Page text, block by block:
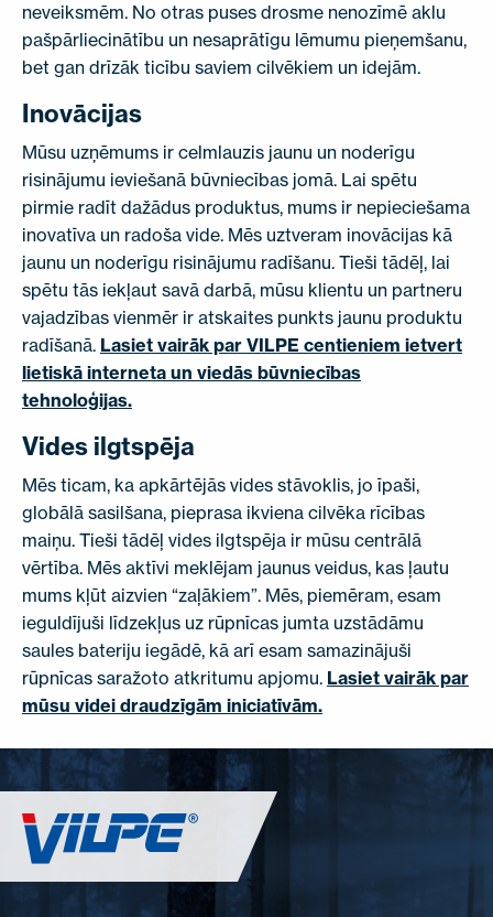
neveiksmēm. No otras puses drosme nenozīmē aklu
pašpārliecinātību un nesaprātīgu lēmumu pieņemšanu,
bet gan drīzāk ticību saviem cilvēkiem un idejām.
Inovācijas
Mūsu uzņēmums ir celmlauzis jaunu un noderīgu
risinājumu ieviešanā būvniecības jomā. Lai spētu
pirmie radīt dažādus produktus, mums ir nepieciešama
inovatīva un radoša vide. Mēs uztveram inovācijas kā
jaunu un noderīgu risinājumu radīšanu. Tieši tādēļ, lai
spētu tās iekļaut savā darbā, mūsu klientu un partneru
vajadzības vienmēr ir atskaites punkts jaunu produktu
radīšanā. Lasiet vairāk par VILPE centieniem ietvert
lietiskā interneta un viedās būvniecības
tehnoloģijas.
Vides ilgtspēja
Mēs ticam, ka apkārtējās vides stāvoklis, jo īpaši,
globālā sasilšana, pieprasa ikviena cilvēka rīcības
maiņu. Tieši tādēļ vides ilgtspēja ir mūsu centrālā
vērtība. Mēs aktīvi meklējam jaunus veidus, kas ļautu
mums kļūt aizvien “zaļākiem”. Mēs, piemēram, esam
ieguldījuši līdzekļus uz rūpnīcas jumta uzstādāmu
saules bateriju iegādē, kā arī esam samazinājuši
rūpnīcas saražoto atkritumu apjomu. Lasiet vairāk par
mūsu videi draudzīgām iniciatīvām.